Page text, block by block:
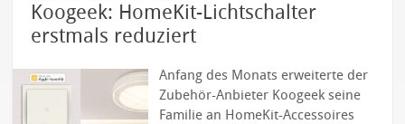
Koogeek: HomeKit-Lichtschalter
erstmals reduziert
Anfang des Monats erweiterte der
Zubehör-Anbieter Koogeek seine
Familie an HomeKit-Accessoires